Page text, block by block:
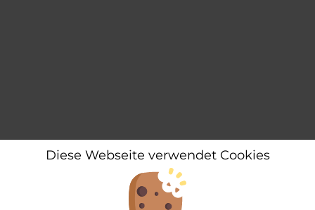
Diese Webseite verwendet Cookies